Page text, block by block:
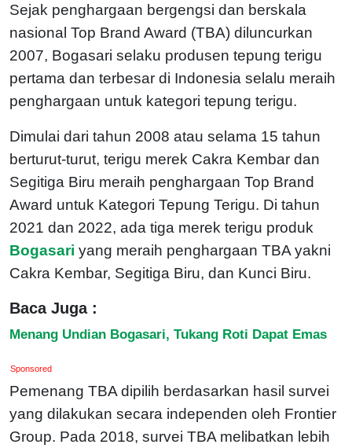
Sejak penghargaan bergengsi dan berskala
nasional Top Brand Award (TBA) diluncurkan
2007, Bogasari selaku produsen tepung terigu
pertama dan terbesar di Indonesia selalu meraih
penghargaan untuk kategori tepung terigu.
Dimulai dari tahun 2008 atau selama 15 tahun
berturut-turut, terigu merek Cakra Kembar dan
Segitiga Biru meraih penghargaan Top Brand
Award untuk Kategori Tepung Terigu. Di tahun
2021 dan 2022, ada tiga merek terigu produk
Bogasari yang meraih penghargaan TBA yakni
Cakra Kembar, Segitiga Biru, dan Kunci Biru.
Baca Juga :
Menang Undian Bogasari, Tukang Roti Dapat Emas
Sponsored
Pemenang TBA dipilih berdasarkan hasil survei
yang dilakukan secara independen oleh Frontier
Group. Pada 2018, survei TBA melibatkan lebih